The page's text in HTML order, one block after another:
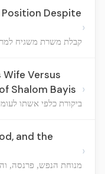
Despite
קבלת משרת משגיח
›
Versus
Shalom Bayis
ביקורת כלפי אשתו
›
and the
מנוחת הנפש, פרנסה,
›